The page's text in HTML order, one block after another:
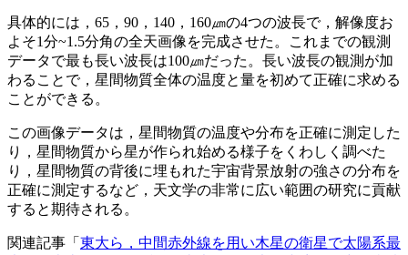
具体的には，65，90，140，160㎛の4つの波長で，解像度お
よそ1分~1.5分角の全天画像を完成させた。これまでの観測
データで最も長い波長は100㎛だった。長い波長の観測が加
わることで，星間物質全体の温度と量を初めて正確に求める
ことができる。
この画像データは，星間物質の温度や分布を正確に測定した
り，星間物質から星が作られ始める様子をくわしく調べた
り，星間物質の背後に埋もれた宇宙背景放射の強さの分布を
正確に測定するなど，天文学の非常に広い範囲の研究に貢献
すると期待される。
関連記事「 東大ら，中間赤外線を用い木星の衛星で太陽系最